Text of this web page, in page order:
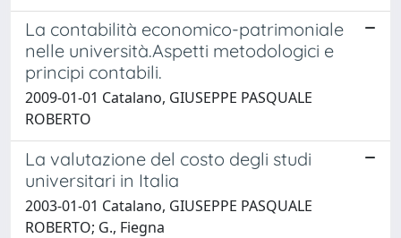
La contabilità economico-patrimoniale
nelle università.Aspetti metodologici e
principi contabili.
2009-01-01 Catalano, GIUSEPPE PASQUALE
ROBERTO
La valutazione del costo degli studi
universitari in Italia
2003-01-01 Catalano, GIUSEPPE PASQUALE
ROBERTO; G., Fiegna